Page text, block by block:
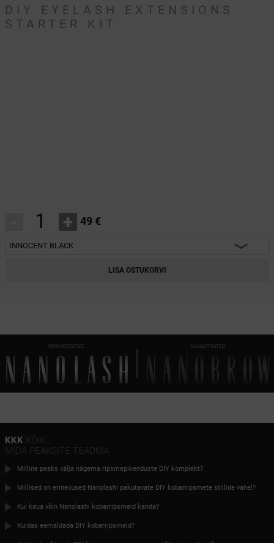
DIY EYELASH EXTENSIONS
STARTER KIT
+ 49 €
INNOCENT BLACK
FANTASY BLACK
DIVINE BLACK
CLASSY BLACK
INNOCENT BROWN
FANTASY BROWN
LISA OSTUKORVI
RIPSMETOOTED KULMUTOOTED
KKK KÕIK,
MIDA PEAKSITE TEADMA
Milline peaks välja nägema ripsmepikenduste DIY komplekt?
Millised on erinevused Nanolashi pakutavate DIY kobarripsmete stiilide vahel?
Kui kaua võin Nanolashi kobarripsmeid kanda?
Kuidas eemaldada DIY kobarripsmeid?